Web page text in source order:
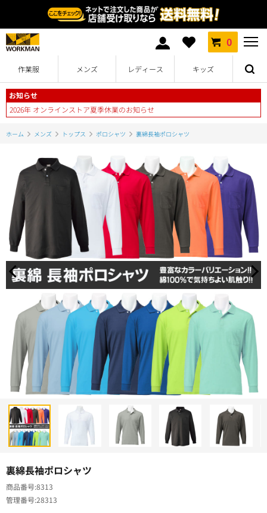
0
作業服 メンズ レディース キッズ
お知らせ
2026年 オンラインストア夏季休業のお知らせ
ホーム メンズ トップス ポロシャツ 裏綿長袖ポロシャツ
裏綿長袖ポロシャツ
商品番号8313
管理番号28313